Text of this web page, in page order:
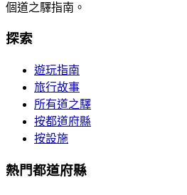
個道之驛指南。
探索
遊玩指南
旅行故事
所有道之驛
按都道府縣
按設施
熱門都道府縣